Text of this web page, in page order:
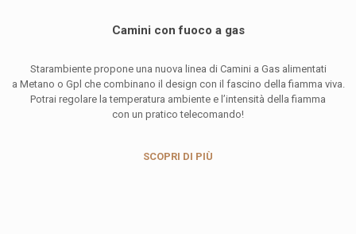
Camini con fuoco a gas
Starambiente propone una nuova linea di Camini a Gas alimentati
a Metano o Gpl che combinano il design con il fascino della fiamma viva.
Potrai regolare la temperatura ambiente e l’intensità della fiamma
con un pratico telecomando!
SCOPRI DI PIÙ